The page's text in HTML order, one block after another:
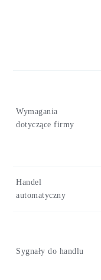
Wymagania
dotyczące firmy
Handel
automatyczny
Sygnały do handlu